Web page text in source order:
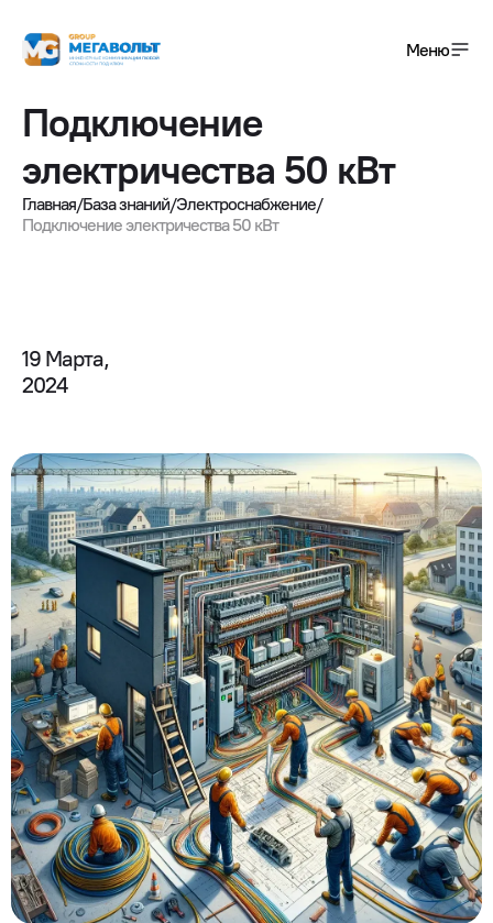
Меню
info@megavolt-group.com
База знаний
Контакты
Получить консультацию
Подключение
электричества 50 кВт
Главная/База знаний/Электроснабжение/
Подключение электричества 50 кВт
19 Марта,
2024